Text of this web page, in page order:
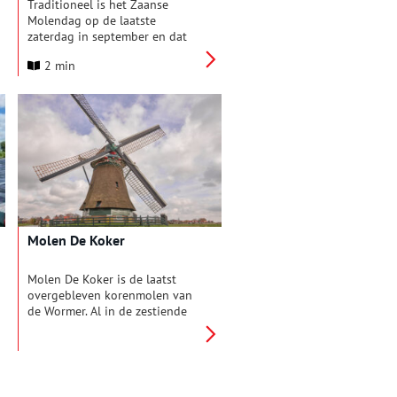
Traditioneel is het Zaanse
Molendag op de laatste
zaterdag in september en dat
op 27 september 2025, nog
De Zaansche Molen wil juist op
deze dag haar 100-jarig
bestaan vieren met de hele
Zaanstreek!
2 min
Molen De Koker
Molen De Koker is de laatst
overgebleven korenmolen van
de Wormer. Al in de zestiende